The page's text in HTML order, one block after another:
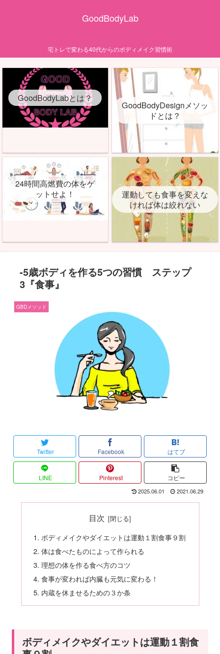
GoodBodyLab
宅トレで変わる40代からのボディメイク習慣術
GoodBodyLabとは？
GoodBodyDesignメソッ
ドとは？
24時間高燃費の体をゲ
ットせよ！
運動しても食事を変えな
ければ体は絞れない
-5歳ボディを作る5つの習慣 ステップ
3『食事』
GBDメソッド
Twitter Facebook はてブ
LINE Pinterest コピー
2025.06.01 2021.06.29
目次
ボディメイクやダイエットは運動１割食事９割
体は食べたものによって作られる
理想の体を作る食べ方のコツ
食事が変われば内臓も元気に変わる！
内蔵を休ませるための３か条
ボディメイクやダイエットは運動１割食